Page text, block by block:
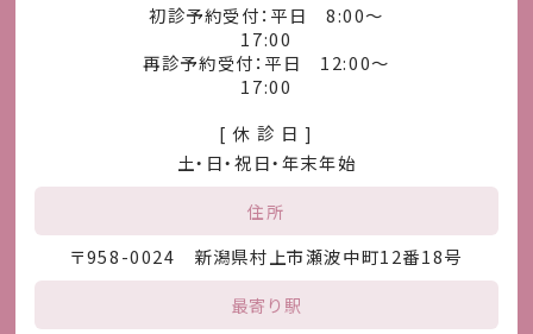
初診予約受付：平日 8:00～
17:00
再診予約受付：平日 12:00～
17:00
[ 休 診 日 ]
土・日・祝日・年末年始
住所
〒958-0024 新潟県村上市瀬波中町12番18号
最寄り駅